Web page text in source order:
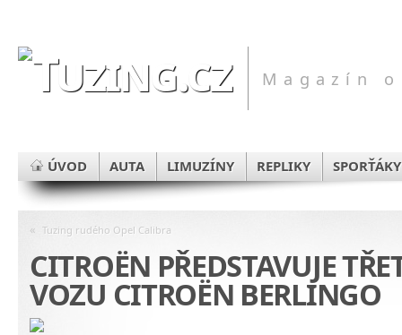
Magazín
ÚVOD AUTA LIMUZÍNY REPLIKY SPORŤÁKY
« Tuzing rudého Opel Calibra
CITROËN PŘEDSTAVUJE
VOZU CITROËN BERLINGO